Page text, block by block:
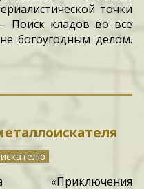
точки
Поиск кладов во все
богоугодным делом.
«Приключения